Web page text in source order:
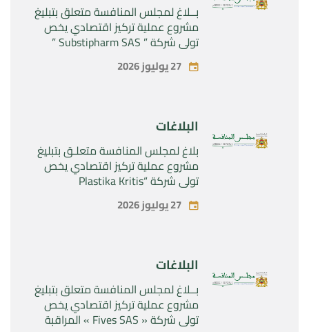
بــلاغ لمجلس المنافسة متعلق بتبليغ
مشروع عملية تركيز اقتصادي يخص
تولي شركة ” Substipharm SAS ”
المراقبة الحصرية للأصول والحقوق
المتعلقة بالمنتجين الصيدلانيين”
27 يوليوز 2026
البلاغات
بلاغ لمجلس المنافسة متعلـق بتبليغ
مشروع عملية تركيز اقتصادي يخص
تولي شركة “Plastika Kritis
SA”المراقبة الحصرية لشركة
“Naturplas Industrial SARL” 27 يوليوز 2026
البلاغات
بــلاغ لمجلس المنافسة متعلق بتبليغ
مشروع عملية تركيز اقتصادي يخص
تولي شركة « Fives SAS » المراقبة